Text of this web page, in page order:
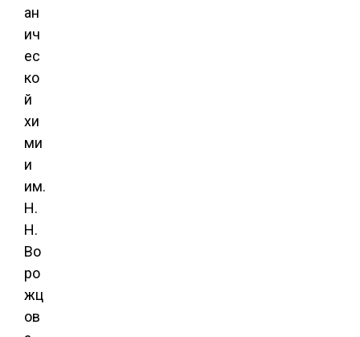
ан
ич
ес
ко
й
хи
ми
и
им.
Н.
Н.
Во
ро
жц
ов